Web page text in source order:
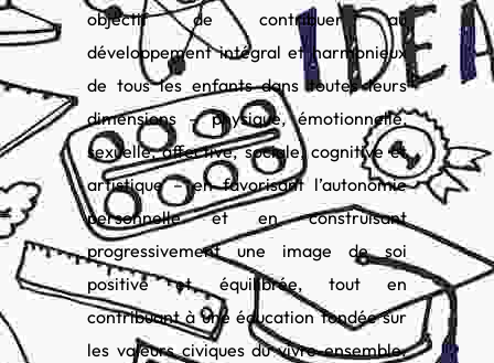
objectif de contribuer au
développement intégral et harmonieux
de tous les enfants dans toutes leurs
dimensions – physique, émotionnelle,
sexuelle, affective, sociale, cognitive et
artistique – en favorisant l’autonomie
personnelle et en construisant
progressivement une image de soi
positive et équilibrée, tout en
contribuant à une éducation fondée sur
les valeurs civiques du vivre-ensemble.